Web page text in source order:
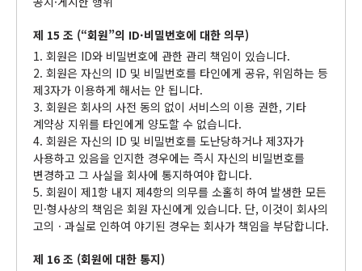
제 15 조 (“회원”의 ID·비밀번호에 대한 의무)
1. 회원은 ID와 비밀번호에 관한 관리 책임이 있습니다.
2. 회원은 자신의 ID 및 비밀번호를 타인에게 공유, 위임하는 등
제3자가 이용하게 해서는 안 됩니다.
3. 회원은 회사의 사전 동의 없이 서비스의 이용 권한, 기타
계약상 지위를 타인에게 양도할 수 없습니다.
4. 회원은 자신의 ID 및 비밀번호를 도난당하거나 제3자가
사용하고 있음을 인지한 경우에는 즉시 자신의 비밀번호를
변경하고 그 사실을 회사에 통지하여야 합니다.
5. 회원이 제1항 내지 제4항의 의무를 소홀히 하여 발생한 모든
민·형사상의 책임은 회원 자신에게 있습니다. 단, 이것이 회사의
고의ㆍ과실로 인하여 야기된 경우는 회사가 책임을 부담합니다.
제 16 조 (회원에 대한 통지)